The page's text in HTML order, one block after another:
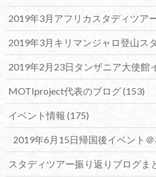
2019年3月アフリカスタディツア
2019年3月キリマンジャロ登山ス
2019年2月23日タンザニア大使館
MOTIproject代表のブログ(153)
イベント情報 (175)
2019年6月15日帰国後イベント
スタディツアー振り返りブログま